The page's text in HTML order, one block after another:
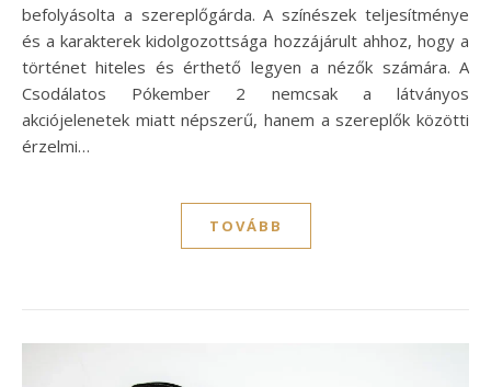
befolyásolta a szereplőgárda. A színészek teljesítménye
és a karakterek kidolgozottsága hozzájárult ahhoz, hogy a
történet hiteles és érthető legyen a nézők számára. A
Csodálatos Pókember 2 nemcsak a látványos
akciójelenetek miatt népszerű, hanem a szereplők közötti
érzelmi…
TOVÁBB